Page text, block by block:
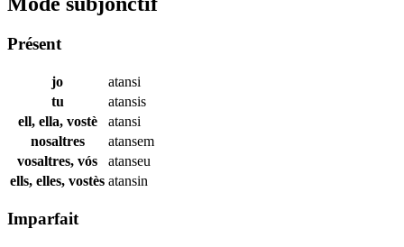
Présent
jo
atansi
tu
atansis
ell, ella, vostè
atansi
nosaltres
atansem
vosaltres, vós
atanseu
ells, elles, vostès atansin
Imparfait